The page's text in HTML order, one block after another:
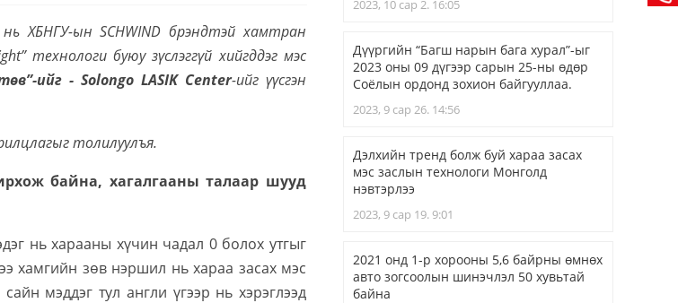
ХБНГУ-ын SCHWIND брэндтэй хамтран
технологи буюу зүслэггүй хийгддэг мэс
ийг - Solongo LASIK Center-ийг үүсгэн
толилуулъя.
байна, хагалгааны талаар шууд
нь харааны хүчин чадал 0 болох утгыг
хамгийн зөв нэршил нь хараа засах мэс
мэддэг тул англи үгээр нь хэрэглээд
2023, 10 сар 2. 16:05
Дүүргийн “Багш нарын бага хурал”-ыг
2023 оны 09 дүгээр сарын 25-ны өдөр
Соёлын ордонд зохион байгууллаа.
2023, 9 сар 26. 14:56
Дэлхийн тренд болж буй хараа засах
мэс заслын технологи Монголд
нэвтэрлээ
2023, 9 сар 19. 9:01
2021 онд 1-р хорооны 5,6 байрны өмнөх
авто зогсоолын шинэчлэл 50 хувьтай
байна